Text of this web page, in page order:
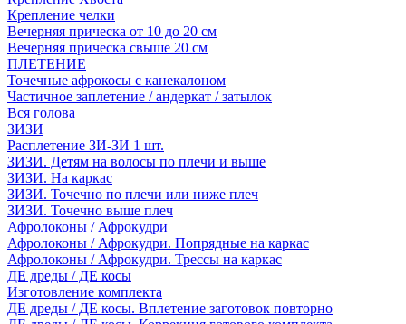
Крепление челки
Вечерняя прическа от 10 до 20 см
Вечерняя прическа свыше 20 см
ПЛЕТЕНИЕ
Точечные афрокосы с канекалоном
Частичное заплетение / андеркат / затылок
Вся голова
ЗИЗИ
Расплетение ЗИ-ЗИ 1 шт.
ЗИЗИ. Детям на волосы по плечи и выше
ЗИЗИ. На каркас
ЗИЗИ. Точечно по плечи или ниже плеч
ЗИЗИ. Точечно выше плеч
Афролоконы / Афрокудри
Афролоконы / Афрокудри. Попрядные на каркас
Афролоконы / Афрокудри. Трессы на каркас
ДЕ дреды / ДЕ косы
Изготовление комплекта
ДЕ дреды / ДЕ косы. Вплетение заготовок повторно